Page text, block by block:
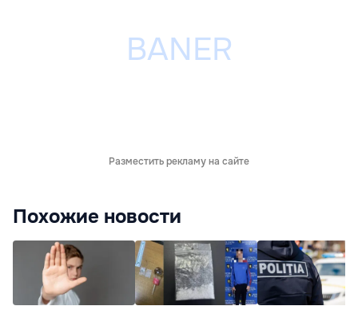
Разместить рекламу на сайте
Похожие новости